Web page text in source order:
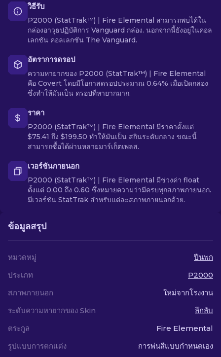
วิธีรับ
P2000 (StatTrak™) | Fire Elemental สามารถพบได้ใน
กล่องอาวุธปฏิบัติการ Vanguard กล่อง. นอกจากนี้ยังอยู่ในคอล
เลกชัน คอลเลกชัน The Vanguard.
อัตราการดรอป
ความหายากของ P2000 (StatTrak™) | Fire Elemental
คือ Covert โดยมีโอกาสดรอปประมาณ 0.64% เมื่อเปิดกล่อง
ซึ่งทำให้มันเป็น ดรอปที่หายากมาก.
ราคา
P2000 (StatTrak™) | Fire Elemental มีราคาตั้งแต่
$75.41 ถึง $199.50 ทำให้มันเป็น สกินระดับกลาง ขณะนี้
สามารถซื้อได้ผ่านหลายมาร์เก็ตเพลส.
เวอร์ชันภายนอก
P2000 (StatTrak™) | Fire Elemental มีช่วงค่า float
ตั้งแต่ 0.00 ถึง 0.60 ซึ่งหมายความว่ามีครบทุกสภาพภายนอก.
มีเวอร์ชัน StatTrak สำหรับแต่ละสภาพภายนอกด้วย.
ข้อมูลสรุป
หมวดหมู่
ปืนพก
ประเภท
P2000
สภาพภายนอก
ใหม่จากโรงงาน
ระดับความหายากของ Skin
ลึกลับ
ตระกูล
Fire Elemental
รูปแบบการตกแต่ง
การพ่นสีแบบกำหนดเอง